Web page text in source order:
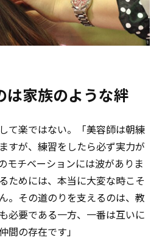
は家族のような絆
て楽ではない。「美容師は朝練
すが、練習をしたら必ず実力が
モチベーションには波がありま
ためには、本当に大変な時こそ
。その道のりを支えるのは、教
必要である一方、一番は互いに
間の存在です」